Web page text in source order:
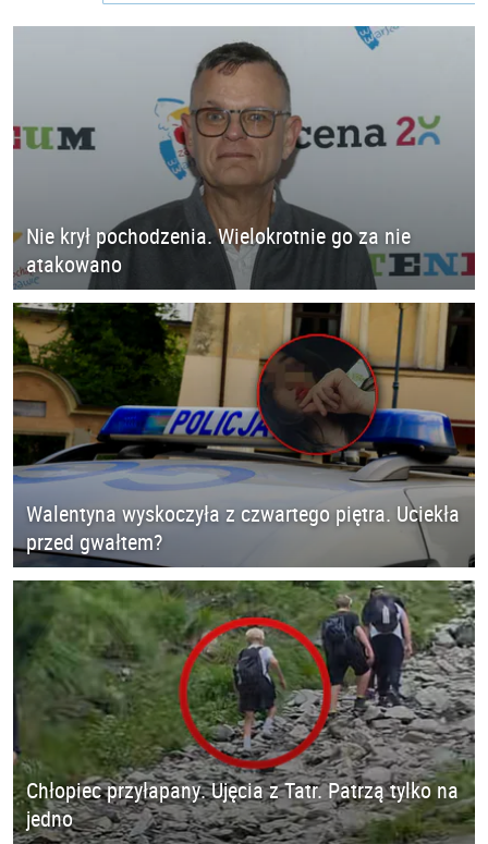
Nie krył pochodzenia. Wielokrotnie go za nie
atakowano
Walentyna wyskoczyła z czwartego piętra. Uciekła
przed gwałtem?
Chłopiec przyłapany. Ujęcia z Tatr. Patrzą tylko na
jedno